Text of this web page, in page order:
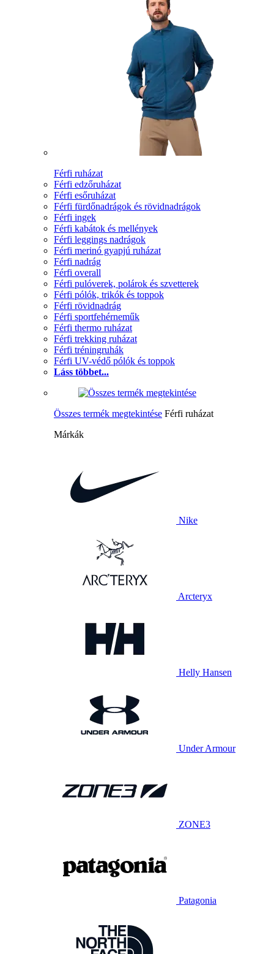
Férfi ruházat
Férfi edzőruházat
Férfi esőruházat
Férfi fürdőnadrágok és rövidnadrágok
Férfi ingek
Férfi kabátok és mellények
Férfi leggings nadrágok
Férfi merinó gyapjú ruházat
Férfi nadrág
Férfi overall
Férfi pulóverek, polárok és szvetterek
Férfi pólók, trikók és toppok
Férfi rövidnadrág
Férfi sportfehérneműk
Férfi thermo ruházat
Férfi trekking ruházat
Férfi tréningruhák
Férfi UV-védő pólók és toppok
Láss többet...
Összes termék megtekintése Férfi ruházat
Márkák
Nike
Arcteryx
Helly Hansen
Under Armour
ZONE3
Patagonia